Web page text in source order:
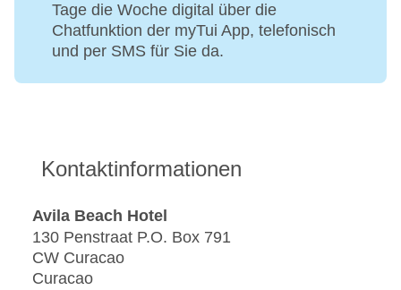
Tage die Woche digital über die
Chatfunktion der myTui App, telefonisch
und per SMS für Sie da.
Kontaktinformationen
Avila Beach Hotel
130 Penstraat P.O. Box 791
CW Curacao
Curacao